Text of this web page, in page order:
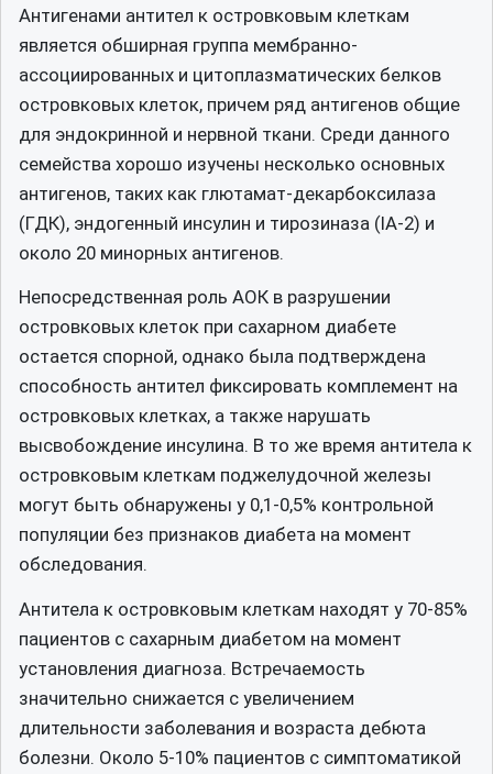
Антигенами антител к островковым клеткам
является обширная группа мембранно-
ассоциированных и цитоплазматических белков
островковых клеток, причем ряд антигенов общие
для эндокринной и нервной ткани. Среди данного
семейства хорошо изучены несколько основных
антигенов, таких как глютамат-декарбоксилаза
(ГДК), эндогенный инсулин и тирозиназа (IA-2) и
около 20 минорных антигенов.
Непосредственная роль АОК в разрушении
островковых клеток при сахарном диабете
остается спорной, однако была подтверждена
способность антител фиксировать комплемент на
островковых клетках, а также нарушать
высвобождение инсулина. В то же время антитела к
островковым клеткам поджелудочной железы
могут быть обнаружены у 0,1-0,5% контрольной
популяции без признаков диабета на момент
обследования.
Антитела к островковым клеткам находят у 70-85%
пациентов с сахарным диабетом на момент
установления диагноза. Встречаемость
значительно снижается с увеличением
длительности заболевания и возраста дебюта
болезни. Около 5-10% пациентов с симптоматикой